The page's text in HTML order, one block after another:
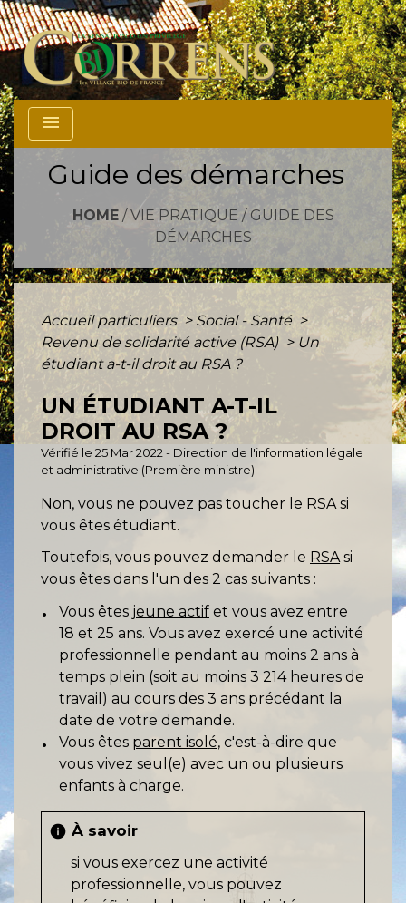
menu
Guide des démarches
HOME/ VIE PRATIQUE / GUIDE DES
DÉMARCHES
Accueil particuliers > Social - Santé >
Revenu de solidarité active (RSA) > Un
étudiant a-t-il droit au RSA ?
UN ÉTUDIANT A-T-IL
DROIT AU RSA ?
Vérifié le 25 Mar 2022 - Direction de l'information légale
et administrative (Première ministre)
Non, vous ne pouvez pas toucher le RSA si
vous êtes étudiant.
Toutefois, vous pouvez demander le RSAsi
vous êtes dans l'un des 2 cas suivants :
Vous êtes jeune actif et vous avez entre
18 et 25 ans. Vous avez exercé une activité
professionnelle pendant au moins 2 ans à
temps plein (soit au moins 3 214 heures de
travail) au cours des 3 ans précédant la
date de votre demande.
Vous êtes parent isolé, c'est-à-dire que
vous vivez seul(e) avec un ou plusieurs
enfants à charge.
info À savoir
si vous exercez une activité
professionnelle, vous pouvez